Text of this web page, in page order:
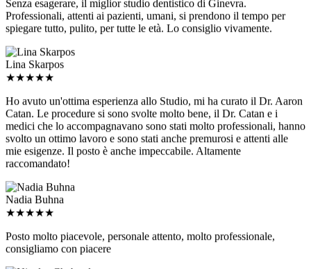
Professionali, attenti ai pazienti, umani, si prendono il tempo per
spiegare tutto, pulito, per tutte le età. Lo consiglio vivamente.
Lina Skarpos
★★★★★
Catan. Le procedure si sono svolte molto bene, il Dr. Catan e i
medici che lo accompagnavano sono stati molto professionali, hanno
svolto un ottimo lavoro e sono stati anche premurosi e attenti alle
mie esigenze. Il posto è anche impeccabile. Altamente
raccomandato!
Nadia Buhna
★★★ ★★
consigliamo con piacere